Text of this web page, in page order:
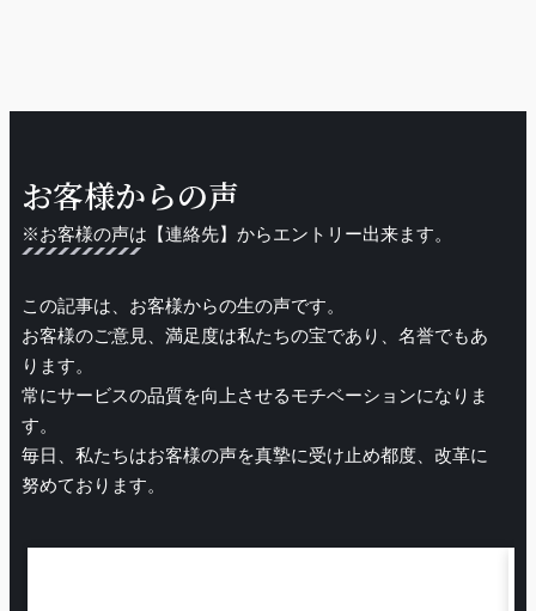
お客様からの声
※お客様の声は【連絡先】からエントリー出来ます。
この記事は、お客様からの生の声です。
お客様のご意見、満足度は私たちの宝であり、名誉でもあ
ります。
常にサービスの品質を向上させるモチベーションになりま
す。
毎日、私たちはお客様の声を真摯に受け止め都度、改革に
努めております。